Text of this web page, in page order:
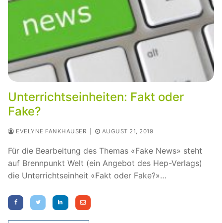
Unterrichtseinheiten: Fakt oder
Fake?
EVELYNE FANKHAUSER AUGUST 21, 2019
Für die Bearbeitung des Themas «Fake News» steht
auf Brennpunkt Welt (ein Angebot des Hep-Verlags)
die Unterrichtseinheit «Fakt oder Fake?»…